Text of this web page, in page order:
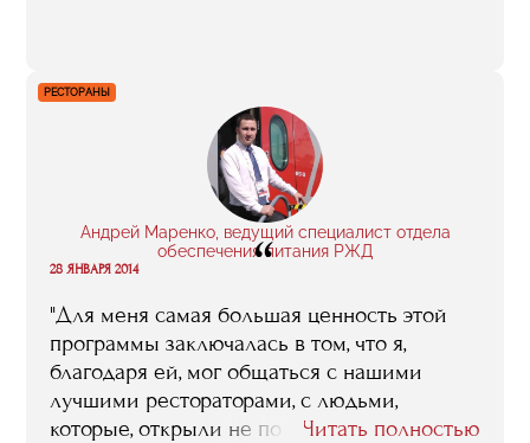
РЕСТОРАНЫ
Андрей Маренко, ведущий специалист отдела
обеспечения питания РЖД
“
28 ЯНВАРЯ 2014
"Для меня самая большая ценность этой
программы заключалась в том, что я,
благодаря ей, мог общаться с нашими
лучшими рестораторами, с людьми,
которые, открыли не по одному заведению,
Читать полностью